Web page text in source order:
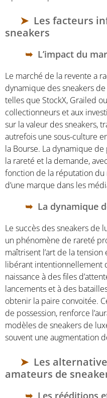
Les facteurs
sneakers
L’impact du
Le marché de la revente a
dynamique des sneakers
telles que StockX, Grailed
collectionneurs et aux
sur la valeur des sneakers,
autrefois une sous-culture
la Bourse. La dynamique
la rareté et la demande,
fonction de la réputation du
d’une marque dans les
La dynamique
Le succès des sneakers de
un phénomène de rareté
maîtrisent l’art de la
libérant intentionnellement
naissance à des files
lancements et à des
obtenir la paire convoitée.
de possession, renforce
modèles de sneakers de
souvent une augmentation
Les
amateurs de
Les rééditions